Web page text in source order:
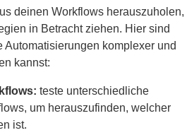
deinen Workflows herauszuholen,
in Betracht ziehen. Hier sind
komplexer und
kannst:
teste unterschiedliche
um herauszufinden, welcher
ist.